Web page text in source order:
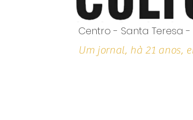
Centro - Santa Teresa
Um jornal, hà 21 anos,